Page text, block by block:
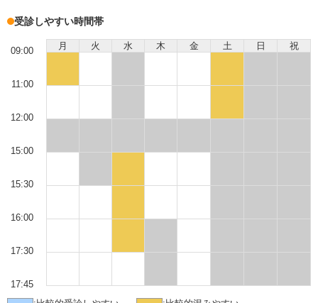
受診しやすい時間帯
月 火 水 木 金 土 日 祝
09:00
11:00
12:00
15:00
15:30
16:00
17:30
17:45